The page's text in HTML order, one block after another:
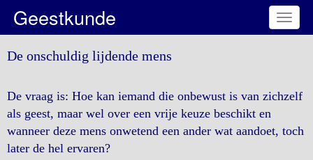
Toggle
Geestkunde
De onschuldig lijdende mens
De vraag is: Hoe kan iemand die onbewust is van zichzelf
als geest, maar wel over een vrije keuze beschikt en
wanneer deze mens onwetend een ander wat aandoet, toch
later de hel ervaren?